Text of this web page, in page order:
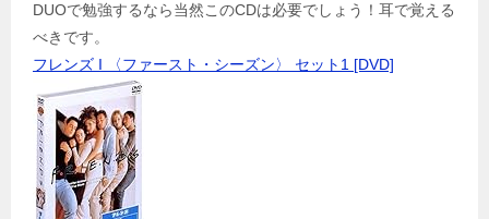
DUOで勉強するなら当然このCDは必要でしょう！耳で覚える
べきです。
フレンズ I 〈ファースト・シーズン〉 セット1 [DVD]